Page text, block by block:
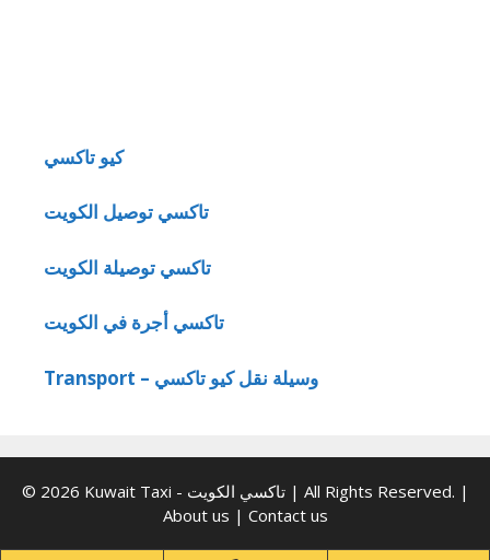
كيو تاكسي
تاكسي توصيل الكويت
تاكسي توصيلة الكويت
تاكسي أجرة في الكويت
Transport – وسيلة نقل كيو تاكسي
© 2026 Kuwait Taxi - تاكسي الكويت | All Rights Reserved. |
About us | Contact us